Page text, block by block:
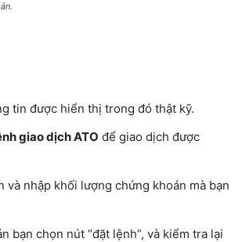
tin được hiển thị trong đó thật kỹ.
giao dịch ATO để giao dịch được
nhập khối lượng chứng khoán mà bạn
bạn chọn nút “đặt lệnh”, và kiểm tra lại